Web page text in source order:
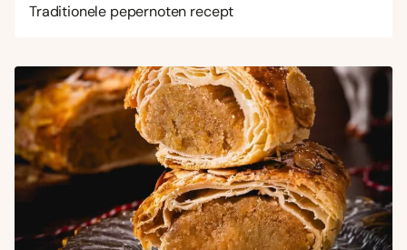
Traditionele pepernoten recept